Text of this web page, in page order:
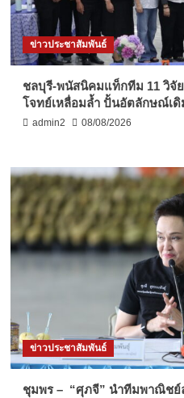
ข่าวประชาสัมพันธ์
ชลบุรี-พนัสนิคมแท็กทีม 11 วิจั
โจทย์เหลื่อมล้ำ ปั้นอัตลักษณ์เดิ
admin2 08/08/2026
ข่าวประชาสัมพันธ์
ชุมพร – “ศุภจี” นำทีมพาณิช